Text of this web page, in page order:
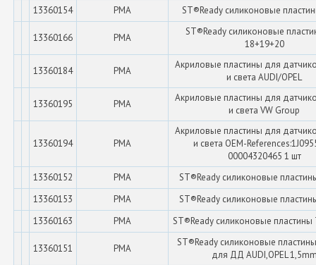
13360154
PMA ST®Ready силиконовые
13360166 PMA
ST®Ready силиконовые
18+19+20
13360184 PMA
Акриловые пластины для
и света AUDI/OPEL
13360195 PMA
Акриловые пластины для
и света VW Group
13360194 PMA
Акриловые пластины для
и света OEM-
00004320465 1 шт
13360152
PMA
ST®Ready силиконовые
13360153
PMA
ST®Ready силиконовые
13360163
PMA ST®Ready силиконовые
13360151 PMA
ST®Ready силиконовые
для ДД AUDI,OPEL